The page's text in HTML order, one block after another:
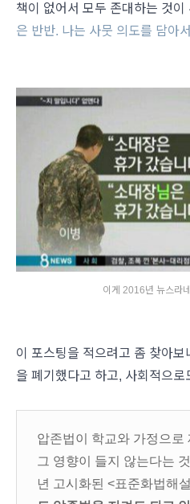
책이 없어서 모두 존대하는 것이
은 반반. 나는 사뭇 의도를 담아
이게 2016년 뉴스라
이 포스팅을 적으려고 좀 찾아
을 폐기했다고 하고, 사회적으
압존법이 학교와 가정으로
그 영향이 들지 않는다는
년 고시화된 <표준화법해